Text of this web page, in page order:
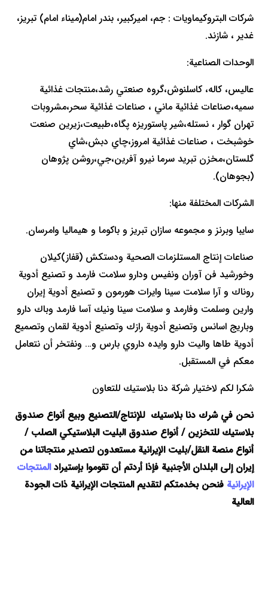
شركات البتروكيماويات : جم، اميركبير، بندر امام(ميناء امام) تبريز،
غدير ، شازند.
الوحدات الصناعية:
عاليس، كاله، كاسلنوش،گروه صنعتي رشد،منتجات غذائية
سميه،صناعات غذائية ماني ، صناعات غذائية سحر،مشروبات
تهران گوار ، نستله،شير پاستوريزه پگاه،طبيعت،زيرين صنعت
خوشبخت ، صناعات غذائية امروز،چاي دبش،شاي
گلستان،مخزن تبريد سرما نيرو آفرين،جي،روشن پژوهان
(بجوهان).
الشركات المختلفة منها:
سايبا وبرنز و مجموعه سازان تبريز و باكوما و هيماليا وامرسان.
صناعات إنتاج المستلزمات الصحية ودستكش (قفاز)كيلان
وخورشيد فن آوران ونفيس ودارو سلامت فارمد و تصنيع أدوية
روناك و آرا سلامت سينا وايرات هورمون و تصنيع أدوية إيران
وارين وسلمت وفارمد و سلامت سينا ونيك آسا فارمد وباك دارو
وباريج اسانس وتصنيع أدوية رازك وتصنيع أدوية لقمان وتصميع
أدوية طاها واليت دارو وايده داروي بارس و… ونفتخر أن نتعامل
معكم في المستقبل.
شكرا لكم لاختيار شركة دنا بلاستيك للتعاون
نحن في شرك دنا بلاستيك للإنتاج/التصنيع وبيع أنواع صندوق
بلاستيك للتخزين / أنواع صندوق البليت البلاستيكي الصلب /
أنواع منصة النقل/بليت الإيرانية مستعدون لتصدير منتجاتنا من
إيران إلى البلدان الأجنبية فإذا أردتم أن تقوموا بإستيرادالمنتجات
الإيرانية فنحن بخدمتكم لتقديم المنتجات الإيرانية ذات الجودة
العالية